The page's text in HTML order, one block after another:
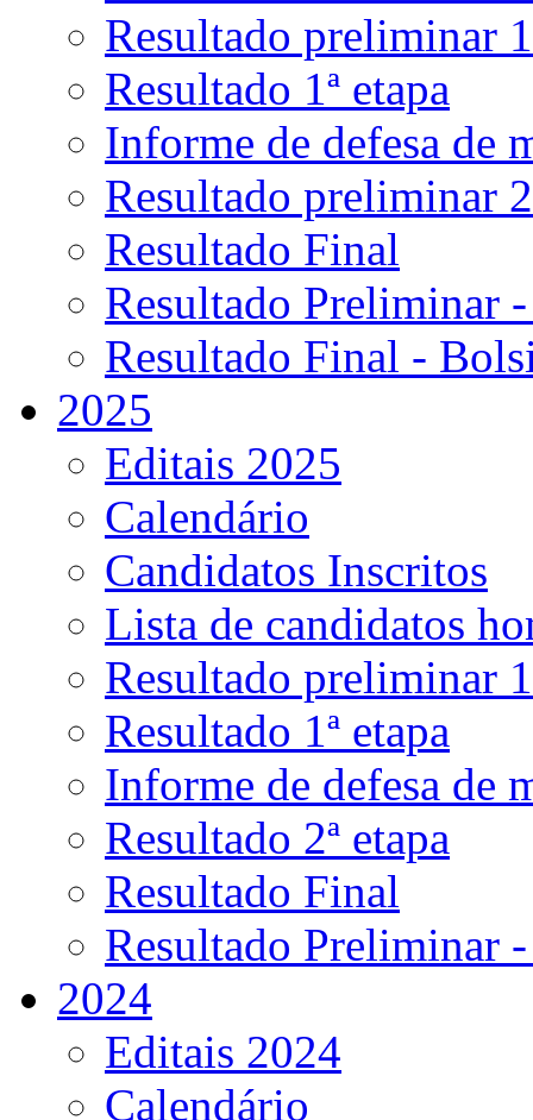
Resultado preliminar
Resultado 1ª etapa
Informe de defesa de
Resultado preliminar
Resultado Final
Resultado Preliminar
Resultado Final -
2025
Editais 2025
Calendário
Candidatos Inscritos
Lista de candidatos
Resultado preliminar
Resultado 1ª etapa
Informe de defesa de
Resultado 2ª etapa
Resultado Final
Resultado Preliminar
2024
Editais 2024
Calendário